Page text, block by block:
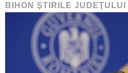
BIHON ŞTIRILE JUDEŢULUI